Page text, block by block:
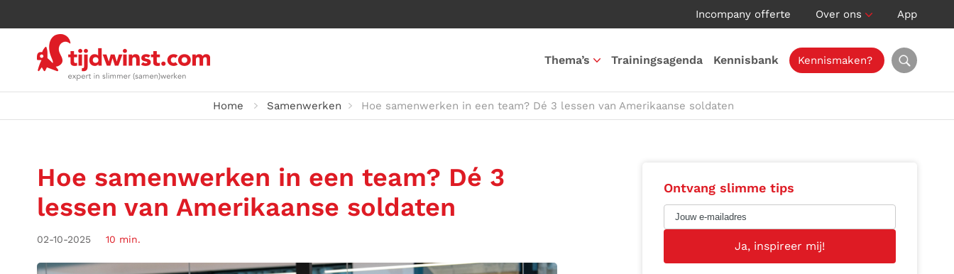
Incompany offerte Over ons App
Thema’s Trainingsagenda Kennisbank Kennismaken?
Home Samenwerken Hoe samenwerken in een team? Dé 3 lessen van Amerikaanse soldaten
Hoe samenwerken in een team? Dé 3
lessen van Amerikaanse soldaten
02-10-2025 10 min.
Ontvang slimme tips